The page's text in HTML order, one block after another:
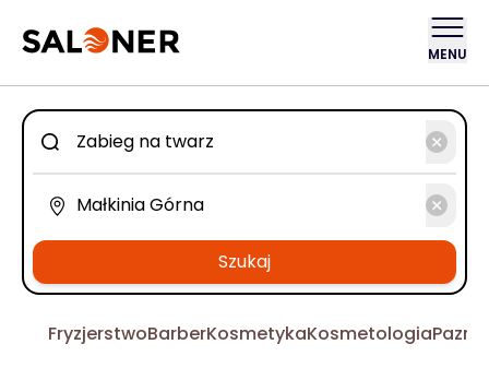
MENU
Szukaj
FryzjerstwoBarberKosmetykaKosmetologia